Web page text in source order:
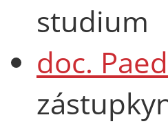
studium
doc.